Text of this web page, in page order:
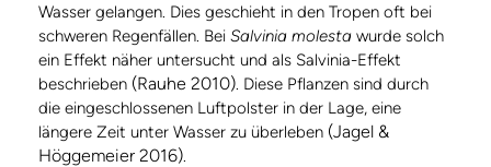
Wasser gelangen. Dies geschieht in den Tropen oft bei
schweren Regenfällen. Bei Salvinia molesta wurde solch
ein Effekt näher untersucht und als Salvinia-Effekt
beschrieben (Rauhe 2010) . Diese Pflanzen sind durch
die eingeschlossenen Luftpolster in der Lage, eine
längere Zeit unter Wasser zu überleben (Jagel &
Höggemeier 2016)